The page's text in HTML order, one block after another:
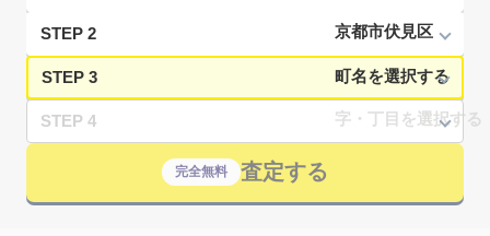
STEP 2
STEP 3
STEP 4
完全無料 査定する